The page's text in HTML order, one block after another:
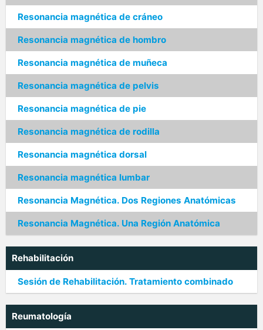
Resonancia magnética de cráneo
Resonancia magnética de hombro
Resonancia magnética de muñeca
Resonancia magnética de pelvis
Resonancia magnética de pie
Resonancia magnética de rodilla
Resonancia magnética dorsal
Resonancia magnética lumbar
Resonancia Magnética. Dos Regiones Anatómicas
Resonancia Magnética. Una Región Anatómica
Rehabilitación
Sesión de Rehabilitación. Tratamiento combinado
Reumatología